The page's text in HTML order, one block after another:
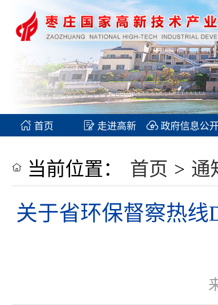
首页 走进高新 政府信息公
当前位置： 首页 > 通
关于省环保督察热线